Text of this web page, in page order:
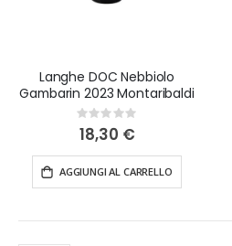
Langhe DOC Nebbiolo
Gambarin 2023 Montaribaldi
Rating:
0%
18,30 €
AGGIUNGI AL CARRELLO